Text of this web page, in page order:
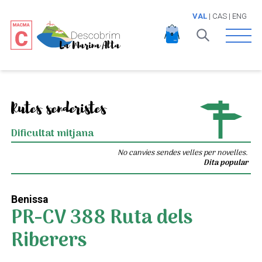
VAL| CAS| ENG
Open
Rutes senderistes
Dificultat mitjana
No canvies sendes velles per novelles.
Dita popular
Benissa
PR-CV 388 Ruta dels
Riberers